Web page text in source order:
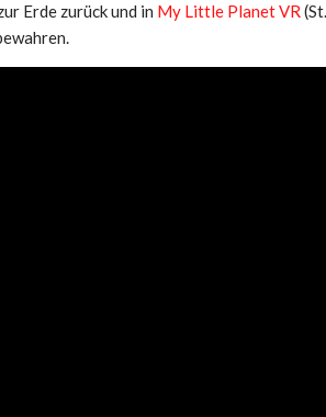
Erde zurück und in My Little Planet VR